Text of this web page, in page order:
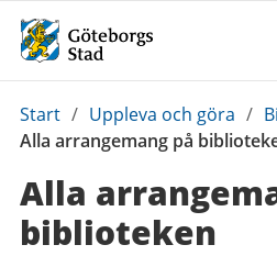
Du
är
Start / Uppleva och göra /
Alla arrangemang på
Alla
biblioteken